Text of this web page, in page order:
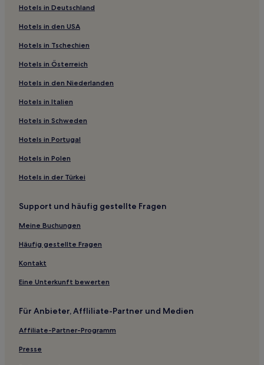
Cactus Glen: Hotels
Biltmore Heights: Hotels
Mountaingate North: Hotels
Horizons West: Hotels
Hotels nahe Luke Air Force Base
Desert Oasis: Hotels
Wüstenhügel: Hotels
Hotels in Deutschland
Hotels in den USA
Hotels in Tschechien
Hotels in Österreich
Hotels in den Niederlanden
Hotels in Italien
Hotels in Schweden
Hotels in Portugal
Hotels in Polen
Hotels in der Türkei
Support und häufig gestellte Fragen
Meine Buchungen
Häufig gestellte Fragen
Kontakt
Eine Unterkunft bewerten
Für Anbieter, Affliliate-Partner und Medien
Affiliate-Partner-Programm
Presse